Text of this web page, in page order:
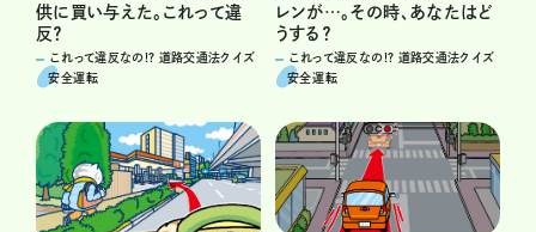
供に買い与えた。これって違
反？
これって違反なの!? 道路交通法クイズ
安全運転
レンが…。その時、あなたはど
うする？
これって違反なの!? 道路交通法クイズ
安全運転